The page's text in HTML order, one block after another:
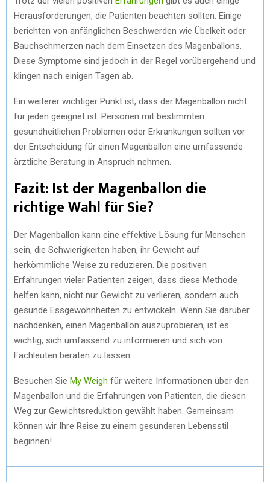
Herausforderungen, die Patienten beachten sollten. Einige
berichten von anfänglichen Beschwerden wie Übelkeit oder
Bauchschmerzen nach dem Einsetzen des Magenballons.
Diese Symptome sind jedoch in der Regel vorübergehend und
klingen nach einigen Tagen ab.
Ein weiterer wichtiger Punkt ist, dass der Magenballon nicht
für jeden geeignet ist. Personen mit bestimmten
gesundheitlichen Problemen oder Erkrankungen sollten vor
der Entscheidung für einen Magenballon eine umfassende
ärztliche Beratung in Anspruch nehmen.
Fazit: Ist der Magenballon die
richtige Wahl für Sie?
Der Magenballon kann eine effektive Lösung für Menschen
sein, die Schwierigkeiten haben, ihr Gewicht auf
herkömmliche Weise zu reduzieren. Die positiven
Erfahrungen vieler Patienten zeigen, dass diese Methode
helfen kann, nicht nur Gewicht zu verlieren, sondern auch
gesunde Essgewohnheiten zu entwickeln. Wenn Sie darüber
nachdenken, einen Magenballon auszuprobieren, ist es
wichtig, sich umfassend zu informieren und sich von
Fachleuten beraten zu lassen.
Besuchen Sie My Weigh für weitere Informationen über den
Magenballon und die Erfahrungen von Patienten, die diesen
Weg zur Gewichtsreduktion gewählt haben. Gemeinsam
können wir Ihre Reise zu einem gesünderen Lebensstil
beginnen!